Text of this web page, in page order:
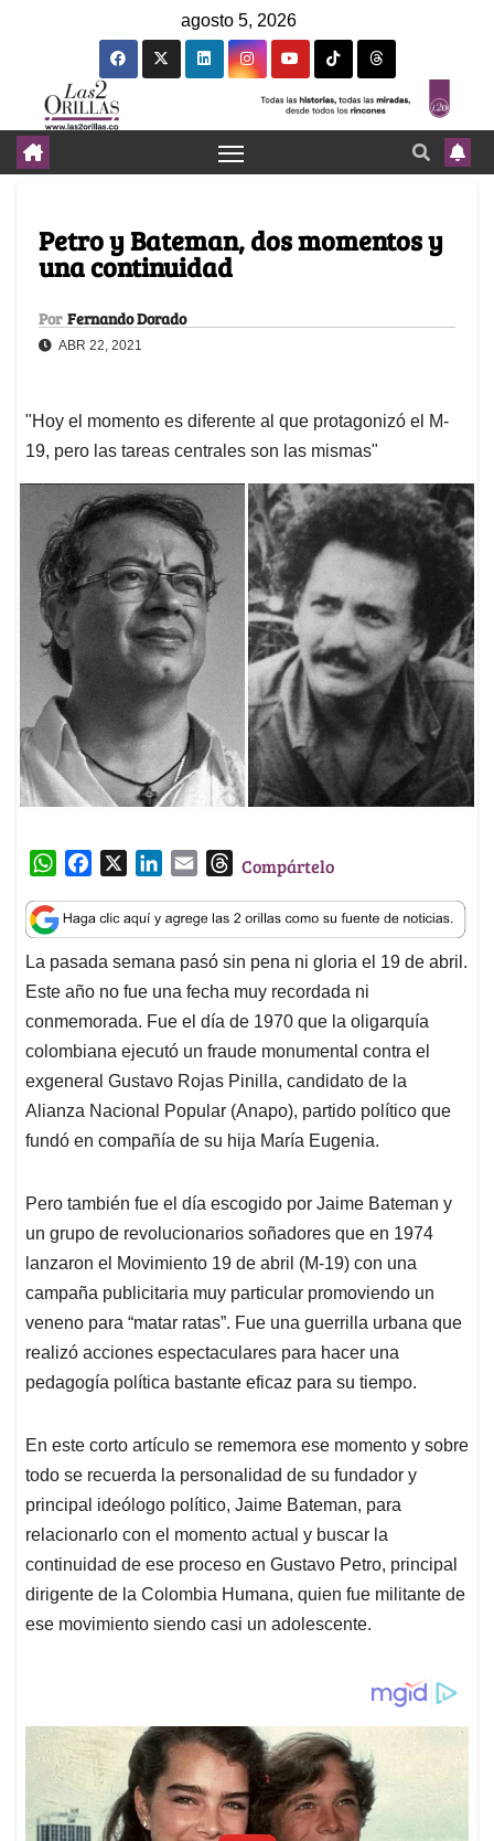
agosto 5, 2026
Petro y Bateman, dos momentos y
una continuidad
Por Fernando Dorado
ABR 22, 2021
"Hoy el momento es diferente al que protagonizó el M-
19, pero las tareas centrales son las mismas"
W
a
t
s
A
p
p
c
e
b
o
o
k
n
k
e
d
I
n
a
i
l
T
r
e
a
d
s
Compártelo
La pasada semana pasó sin pena ni gloria el 19 de abril.
Este año no fue una fecha muy recordada ni
conmemorada. Fue el día de 1970 que la oligarquía
colombiana ejecutó un fraude monumental contra el
exgeneral Gustavo Rojas Pinilla, candidato de la
Alianza Nacional Popular (Anapo), partido político que
fundó en compañía de su hija María Eugenia.
Pero también fue el día escogido por Jaime Bateman y
un grupo de revolucionarios soñadores que en 1974
lanzaron el Movimiento 19 de abril (M-19) con una
campaña publicitaria muy particular promoviendo un
veneno para “matar ratas”. Fue una guerrilla urbana que
realizó acciones espectaculares para hacer una
pedagogía política bastante eficaz para su tiempo.
En este corto artículo se rememora ese momento y sobre
todo se recuerda la personalidad de su fundador y
principal ideólogo político, Jaime Bateman, para
relacionarlo con el momento actual y buscar la
continuidad de ese proceso en Gustavo Petro, principal
dirigente de la Colombia Humana, quien fue militante de
ese movimiento siendo casi un adolescente.